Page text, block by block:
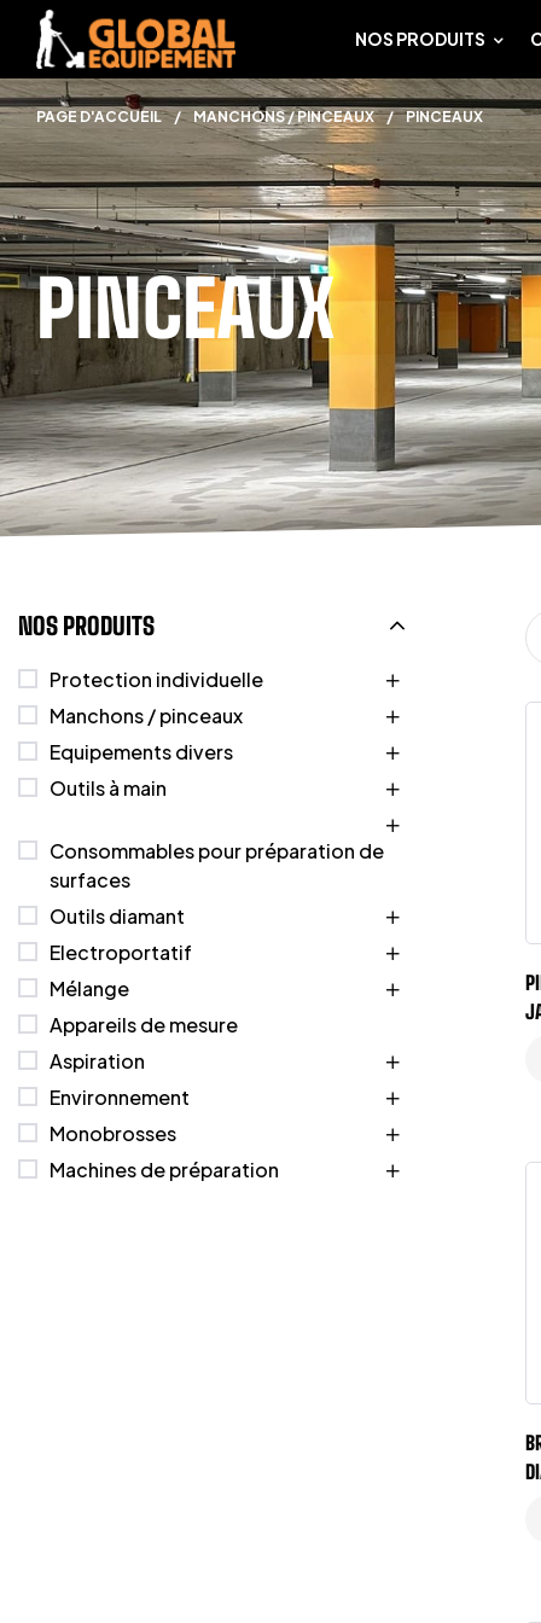
NOS PRODUITS
PINCEAUX
PAGE D'ACCUEIL / MANCHONS / PINCEAUX / PINCEAUX
NOS PRODUITS
Protection individuelle
Manchons / pinceaux
Equipements divers
Outils à main
Consommables pour préparation de
surfaces
Outils diamant
Electroportatif
Mélange
Appareils de mesure
Aspiration
Environnement
Monobrosses
Machines de préparation